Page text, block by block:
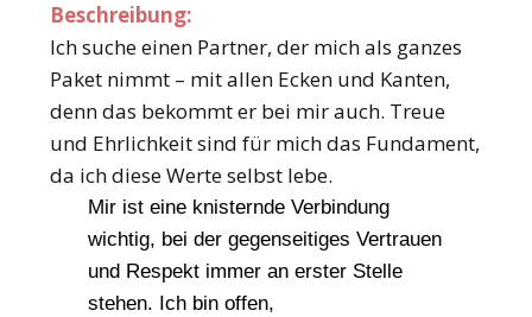
Beschreibung:
Ich suche einen Partner, der mich als ganzes
Paket nimmt – mit allen Ecken und Kanten,
denn das bekommt er bei mir auch. Treue
und Ehrlichkeit sind für mich das Fundament,
da ich diese Werte selbst lebe.
Mir ist eine knisternde Verbindung
wichtig, bei der gegenseitiges Vertrauen
und Respekt immer an erster Stelle
stehen. Ich bin offen,